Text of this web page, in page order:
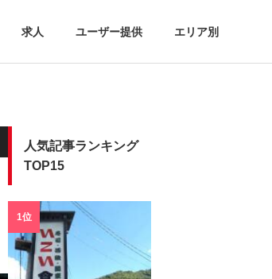
求人 ユーザー提供 エリア別
人気記事ランキング
TOP15
1位